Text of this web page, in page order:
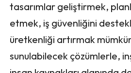
tasarımlar geliştirmek,
etmek, iş güvenliğini
üretkenliği artırmak
sunulabilecek çözümlerle,